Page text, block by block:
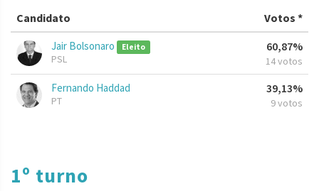
Candidato Votos *
Jair Bolsonaro Eleito
PSL
60,87%
14 votos
Fernando Haddad
PT
39,13%
9 votos
1º turno